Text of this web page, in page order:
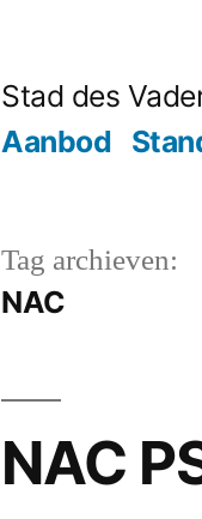
Stad des
Aanbod
Tag archieven:
NAC
NAC